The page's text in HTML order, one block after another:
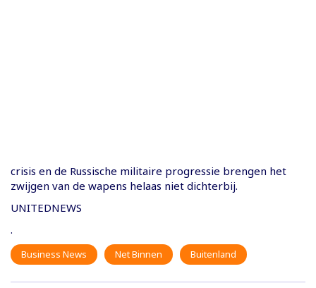
crisis en de Russische militaire progressie brengen het
zwijgen van de wapens helaas niet dichterbij.
UNITEDNEWS
.
Business News Net Binnen Buitenland